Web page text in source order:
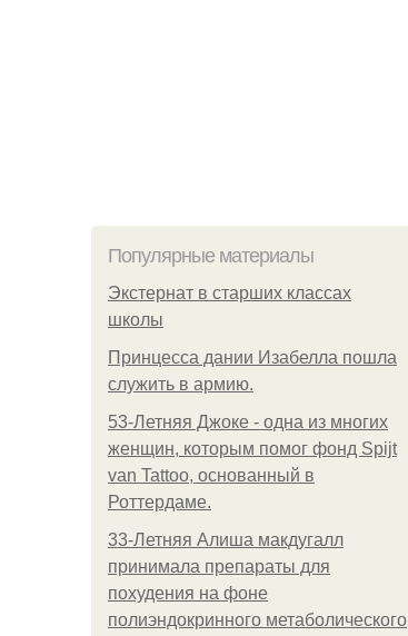
Популярные материалы
Экстернат в старших классах
школы
Принцесса дании Изабелла пошла
служить в армию.
53-Летняя Джоке - одна из многих
женщин, которым помог фонд Spijt
van Tattoo, основанный в
Роттердаме.
33-Летняя Алиша макдугалл
принимала препараты для
похудения на фоне
полиэндокринного метаболического